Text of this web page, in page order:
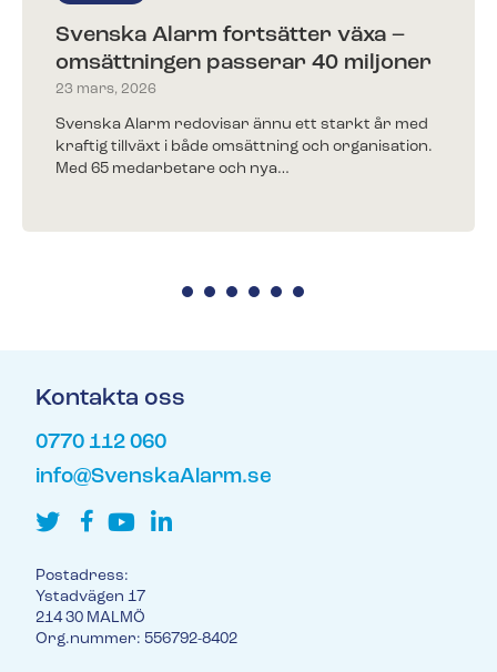
Kunder berättar
Träffa några av alla våra nöjda kunder.
Fyll i ditt telefonnummer för prisförslag. Någon av
Redo för ett nytt larm?​
våra trevliga medarbetare återkommer till dig inom
kort.
Svenska Alarm fortsätter växa –
omsättningen passerar 40 miljoner
23 mars, 2026
Svenska Alarm redovisar ännu ett starkt år med
kraftig tillväxt i både omsättning och organisation.
Med 65 medarbetare och nya…
Kontakta oss
0770 112 060
info@SvenskaAlarm.se
Postadress:
Ystadvägen 17
214 30 MALMÖ
Org.nummer: 556792-8402